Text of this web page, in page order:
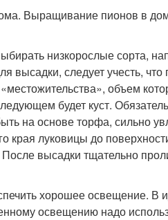
низкорослые сорта,
следует учесть,
объем
будет куст.
на основе торфа, сильно
края луковицы до
высадки тщательно
хорошее освещение. В
освещению надо